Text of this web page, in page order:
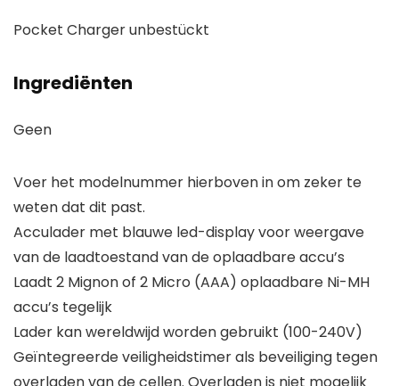
Pocket Charger unbestückt
Ingrediënten
Geen
Voer het modelnummer hierboven in om zeker te
weten dat dit past.
Acculader met blauwe led-display voor weergave
van de laadtoestand van de oplaadbare accu’s
Laadt 2 Mignon of 2 Micro (AAA) oplaadbare Ni-MH
accu’s tegelijk
Lader kan wereldwijd worden gebruikt (100-240V)
Geïntegreerde veiligheidstimer als beveiliging tegen